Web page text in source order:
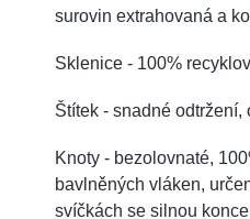
surovin extrahovaná a
Sklenice - 100%
Štítek - snadné odtržení,
Knoty - bezolovnaté,
bavlněných vláken,
svíčkách se silnou